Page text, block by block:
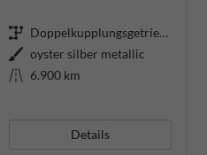
Getriebe
Doppelkupplungsgetriebe (DSG)
Außenfarbe oyster silber metallic
Kilometerstand 6.900 km
Details